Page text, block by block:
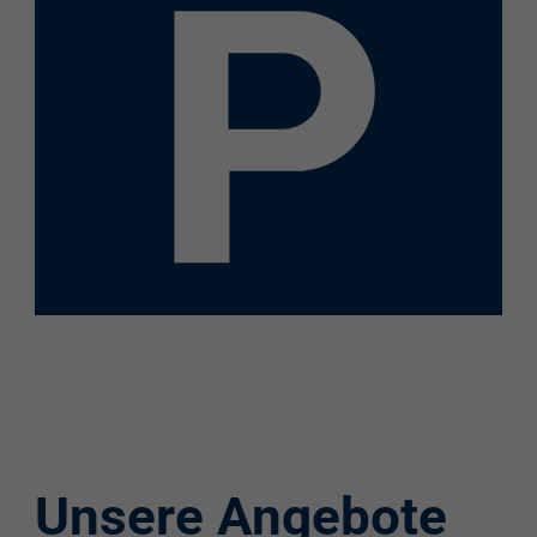
EnBW Mobility
Unsere Angebote